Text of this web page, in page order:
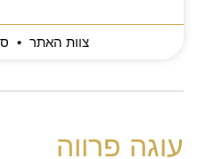
צוות האתר
עוגה פרווה